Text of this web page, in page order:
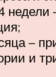
недели
–
и